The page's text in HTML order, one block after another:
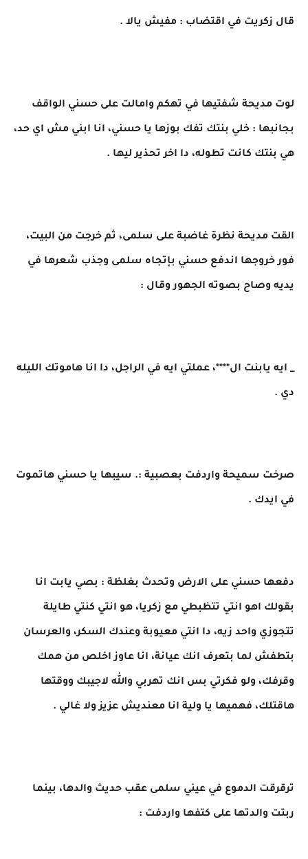
قال زكريت في اقتضاب : مفيش يالا .
لوت مديحة شفتيها في تهكم وامالت على حسني الواقف
بجانبها : خلي بنتك تفك بوزها يا حسني، انا ابني مش اي حد،
هي بنتك كانت تطوله، دا اخر تحذير ليها .
القت مديحة نظرة غاضبة على سلمى، ثم خرجت من البيت،
فور خروجها اندفع حسني بإتجاه سلمى وجذب شعرها في
يديه وصاح بصوته الجهور وقال :
_ ايه يابنت ال****، عملتي ايه في الراجل، دا انا هاموتك الليله
دي .
صرخت سميحة واردفت بعصبية :. سيبها يا حسني هاتموت
في ايدك .
دفعها حسني على الارض وتحدث بغلظة : بصي يابت انا
بقولك اهو انتي تتظبطي مع زكريا، هو انتي كنتي طايلة
تتجوزي واحد زيه، دا انتي معيوبة وعندك السكر، والعرسان
بتطفش لما بتعرف انك عيانة، انا عاوز اخلص من همك
وقرفك، ولو فكرتي بس انك تهربي والله لاجيبك ووقتها
هاقتلك، فهميها يا ولية انا معنديش عزيز ولا غالي .
ترقرقت الدموع في عيني سلمى عقب حديث والدها، بينما
ربتت والدتها على كتفها واردفت :